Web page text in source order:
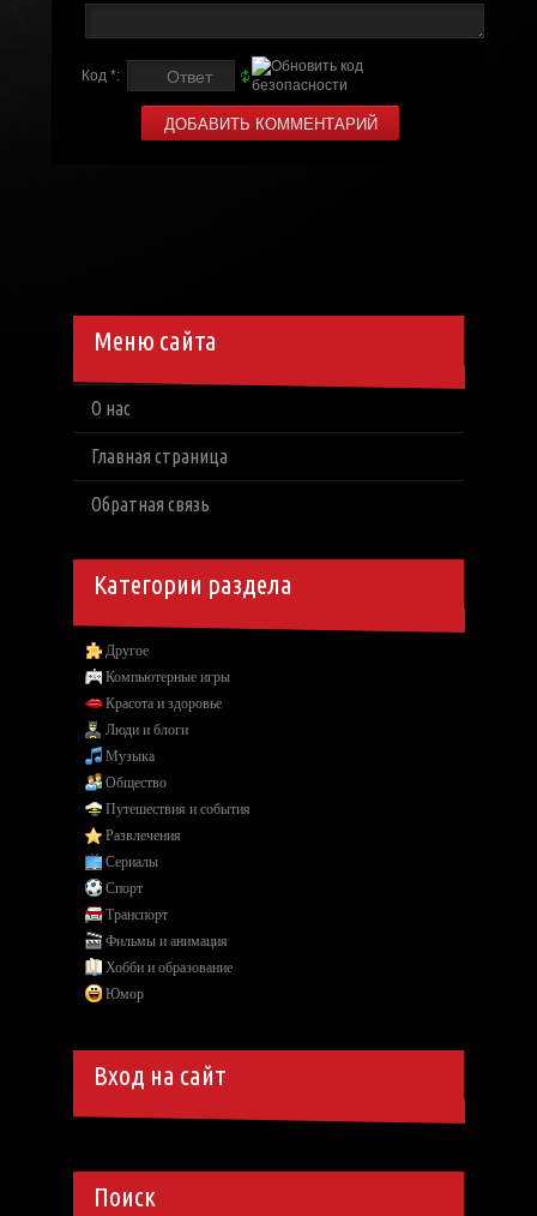
Код *:
Меню сайта
О нас
Главная страница
Обратная связь
Категории раздела
Другое
Компьютерные игры
Красота и здоровье
Люди и блоги
Музыка
Общество
Путешествия и события
Развлечения
Сериалы
Спорт
Транспорт
Фильмы и анимация
Хобби и образование
Юмор
Вход на сайт
Поиск